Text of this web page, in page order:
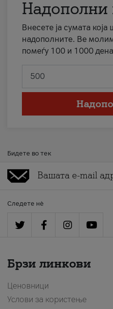
Надополни
Внесете ја сумата која
надополните. Ве
помеѓу 100 и 1000
Бидете во тек
Следете нè
Брзи линкови
Ценовници
Услови за користење